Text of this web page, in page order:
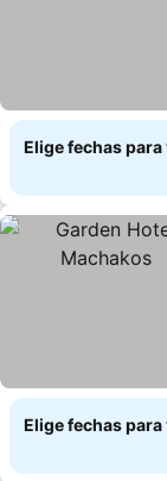
Elige fechas
Elige fechas